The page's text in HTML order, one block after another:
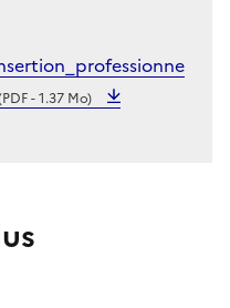
- 1.37 Mo)